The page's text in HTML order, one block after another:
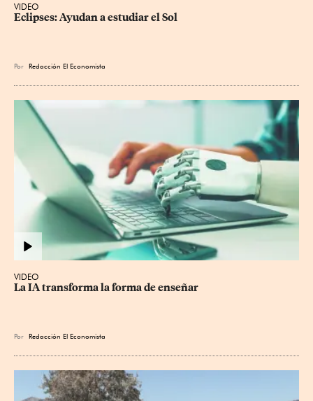
VIDEO
Eclipses: Ayudan a estudiar el Sol
Por Redacción El Economista
VIDEO
La IA transforma la forma de enseñar
Por Redacción El Economista